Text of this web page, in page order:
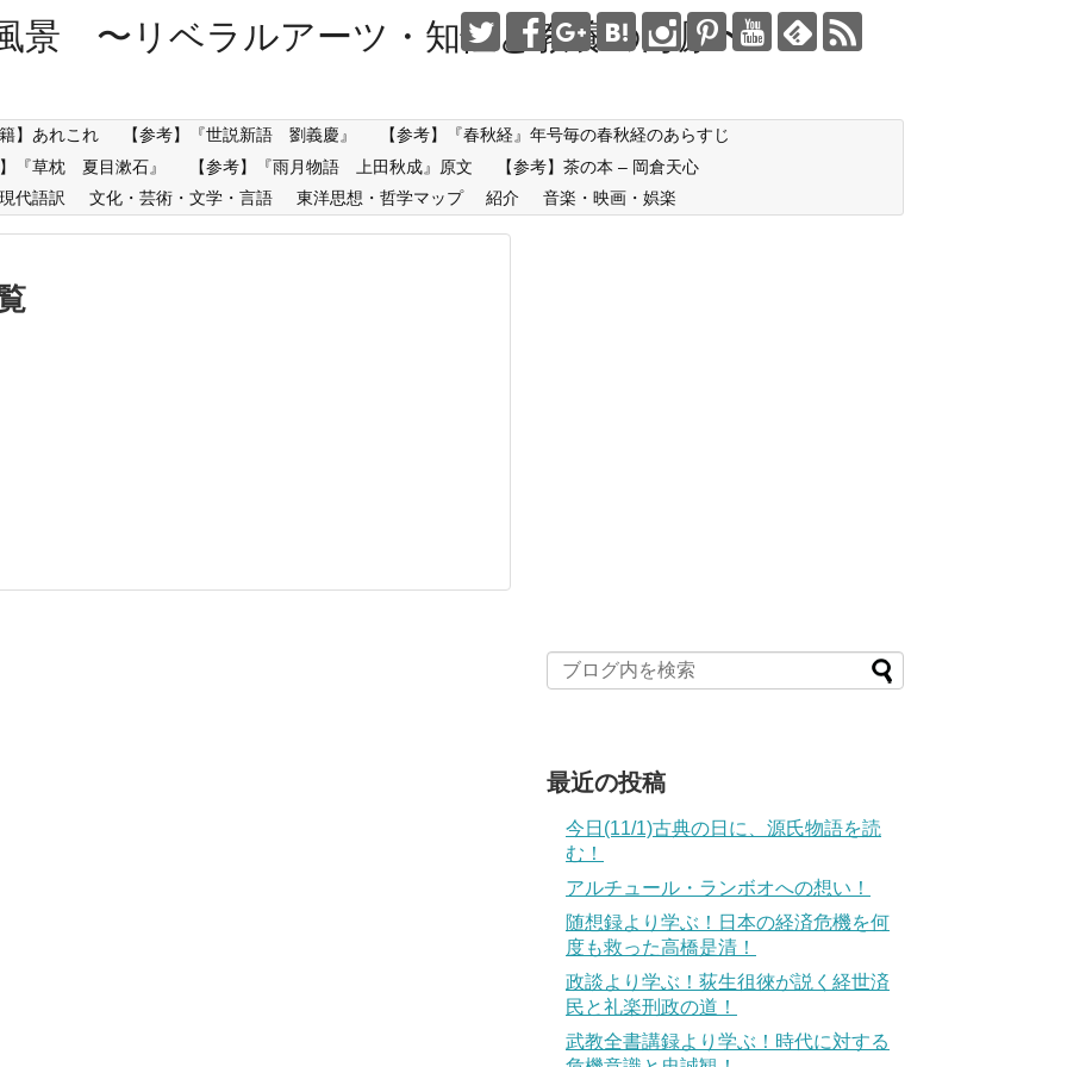
景 〜リベラルアーツ・知性と教養の海原〜
籍】あれこれ 【参考】『世説新語 劉義慶』
【参考】『春秋経』年号毎の春秋経のあらすじ
】『草枕 夏目漱石』 【参考】『雨月物語 上田秋成』原文
【参考】茶の本 – 岡倉天心
代語訳 文化・芸術・文学・言語 東洋思想・哲学マップ 紹介 音楽・映画・娯楽
最近の投稿
今日(11/1)古典の日に、源氏物語を読
む！
アルチュール・ランボオへの想い！
随想録より学ぶ！日本の経済危機を何
度も救った高橋是清！
政談より学ぶ！荻生徂徠が説く経世済
民と礼楽刑政の道！
武教全書講録より学ぶ！時代に対する